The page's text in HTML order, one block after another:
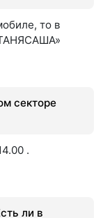
то в
секторе
.
ли в